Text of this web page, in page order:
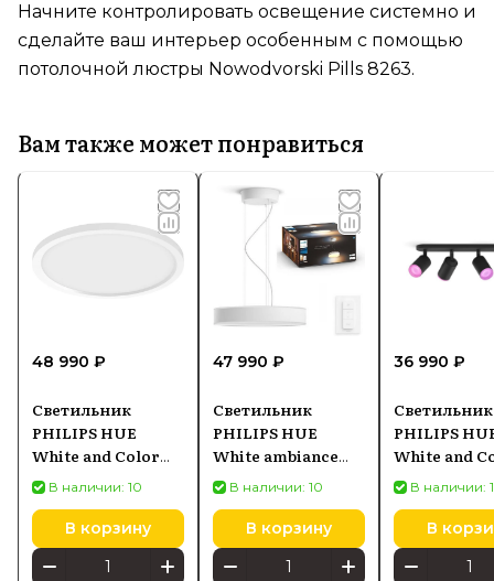
Начните контролировать освещение системно и
сделайте ваш интерьер особенным с помощью
потолочной люстры Nowodvorski Pills 8263.
Вам также может понравиться
48 990 ₽
Светильник
PHILIPS HUE
White and Color
Ambiance Surimu
929003598101,
круглый белый
В наличии: 10
В корзину
47 990 ₽
Светильник
PHILIPS HUE
White ambiance
Enrave
8718696176573,
белый
В наличии: 10
В корзину
36 990 ₽
Светильник
PHILIPS
White and
Ambiance
черный
В наличии:
В